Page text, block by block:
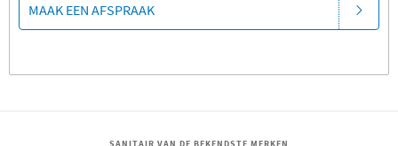
MAAK EEN AFSPRAAK